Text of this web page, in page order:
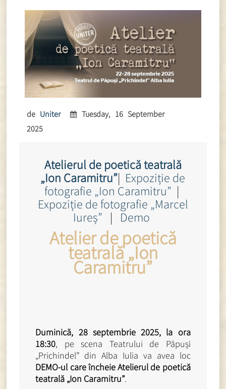
de Uniter
Tuesday, 16 September
2025
Atelierul de poetică teatrală
„Ion Caramitru”| Expoziție de
fotografie „Ion Caramitru” |
Expoziție de fotografie „Marcel
Iureș” | Demo
Atelier de poetică
teatrală „Ion
Caramitru”
Duminică, 28 septembrie 2025, la ora
18:30, pe scena Teatrului de Păpuși
„Prichindel” din Alba Iulia va avea loc
DEMO-ul care încheie Atelierul de poetică
teatrală „Ion Caramitru”.